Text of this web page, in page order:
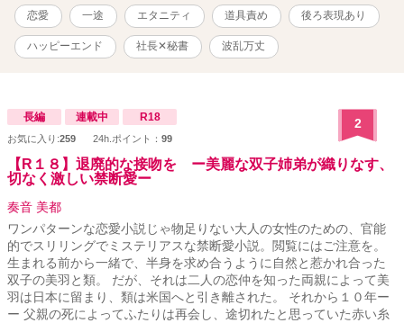
新たなトラブルに巻き込まれて――？ いちゃいちゃしながら世界
を回りつつ、ヒロインの香澄が色んなトラブルに遭い、二人で乗り
越えてゆく大長編です。 ※ 未熟な挿絵もついております。 ※ ム
ーンライトノベルス様、エブリスタ様にも投稿させて頂いておりま
います。香澄が少し可哀想な目に遭う回は、★をつけます。 ※ 表
紙はニジジャーニーを使用しました。
恋愛 一途 エタニティ 道具責め 後ろ表現あり
ハッピーエンド 社長✕秘書 波乱万丈
長編 連載中 R18
お気に入り:259 24h.ポイント： 99
2
【R１８】退廃的な接吻を ー美麗な双子姉弟が織りなす、
切なく激しい禁断愛ー
奏音 美都
ワンパターンな恋愛小説じゃ物足りない大人の女性のための、官能
的でスリリングでミステリアスな禁断愛小説。閲覧にはご注意を。
生まれる前から一緒で、半身を求め合うように自然と惹かれ合った
双子の美羽と類。 だが、それは二人の恋仲を知った両親によって美
羽は日本に留まり、類は米国へと引き離された。 それから１０年ー
ー 父親の死によってふたりは再会し、途切れたと思っていた赤い糸